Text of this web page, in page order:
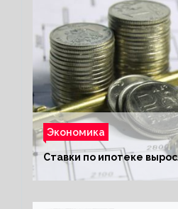
Экономика
Ставки по ипотеке